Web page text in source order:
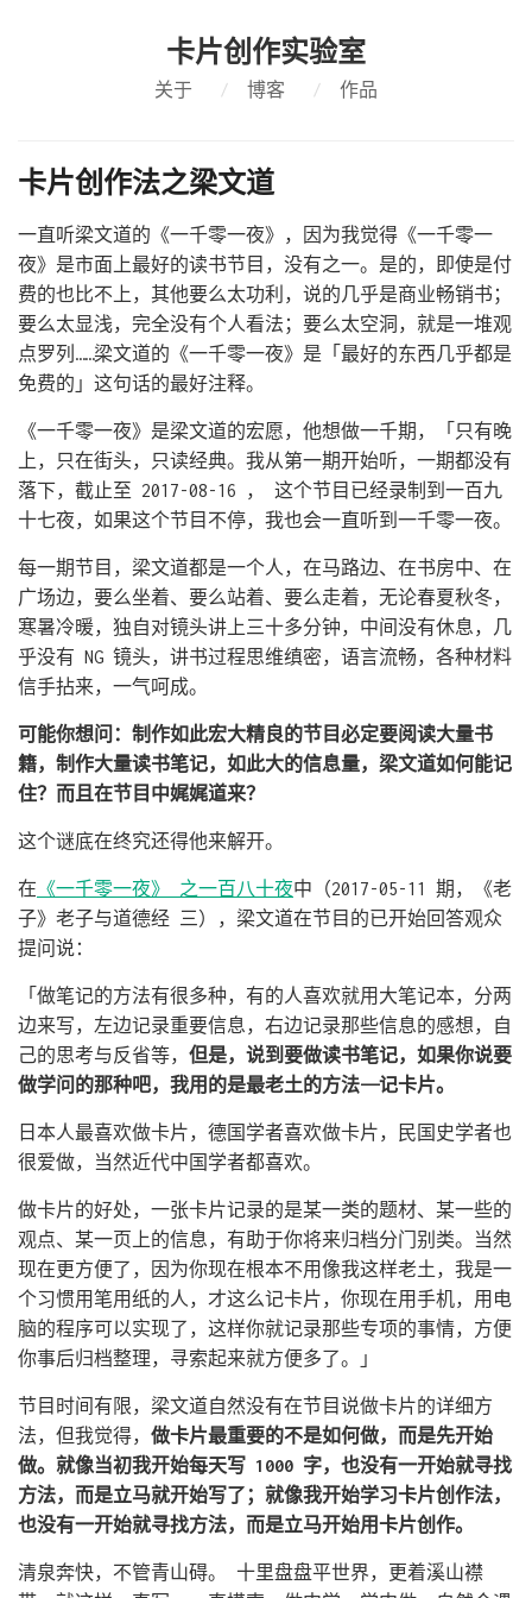
卡片创作实验室
关于 / 博客 / 作品
卡片创作法之梁文道
一直听梁文道的《一千零一夜》，因为我觉得《一千零一
夜》是市面上最好的读书节目，没有之一。是的，即使是付
费的也比不上，其他要么太功利，说的几乎是商业畅销书；
要么太显浅，完全没有个人看法；要么太空洞，就是一堆观
点罗列……梁文道的《一千零一夜》是「最好的东西几乎都是
免费的」这句话的最好注释。
《一千零一夜》是梁文道的宏愿，他想做一千期，「只有晚
上，只在街头，只读经典。我从第一期开始听，一期都没有
落下，截止至 2017-08-16 ， 这个节目已经录制到一百九
十七夜，如果这个节目不停，我也会一直听到一千零一夜。
每一期节目，梁文道都是一个人，在马路边、在书房中、在
广场边，要么坐着、要么站着、要么走着，无论春夏秋冬，
寒暑冷暖，独自对镜头讲上三十多分钟，中间没有休息，几
乎没有 NG 镜头，讲书过程思维缜密，语言流畅，各种材料
信手拈来，一气呵成。
可能你想问：制作如此宏大精良的节目必定要阅读大量书
籍，制作大量读书笔记，如此大的信息量，梁文道如何能记
住？而且在节目中娓娓道来？
这个谜底在终究还得他来解开。
在 《一千零一夜》 之一百八十夜中（2017-05-11 期，《老
子》老子与道德经 三），梁文道在节目的已开始回答观众
提问说：
「做笔记的方法有很多种，有的人喜欢就用大笔记本，分两
边来写，左边记录重要信息，右边记录那些信息的感想，自
己的思考与反省等， 但是，说到要做读书笔记，如果你说要
做学问的那种吧，我用的是最老土的方法——记卡片。
日本人最喜欢做卡片，德国学者喜欢做卡片，民国史学者也
很爱做，当然近代中国学者都喜欢。
做卡片的好处，一张卡片记录的是某一类的题材、某一些的
观点、某一页上的信息，有助于你将来归档分门别类。当然
现在更方便了，因为你现在根本不用像我这样老土，我是一
个习惯用笔用纸的人，才这么记卡片，你现在用手机，用电
脑的程序可以实现了，这样你就记录那些专项的事情，方便
你事后归档整理，寻索起来就方便多了。」
节目时间有限，梁文道自然没有在节目说做卡片的详细方
法，但我觉得， 做卡片最重要的不是如何做，而是先开始
做。就像当初我开始每天写 1000 字，也没有一开始就寻找
方法，而是立马就开始写了；就像我开始学习卡片创作法，
也没有一开始就寻找方法，而是立马开始用卡片创作。
清泉奔快，不管青山碍。 十里盘盘平世界，更着溪山襟